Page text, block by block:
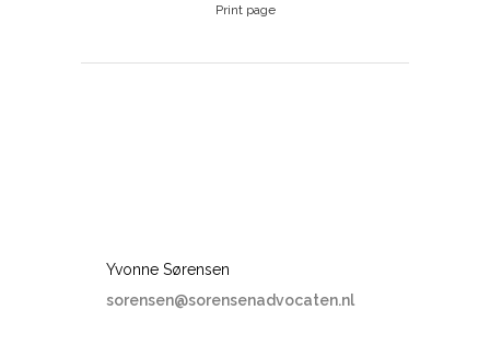
Print page
Yvonne Sørensen
sorensen@sorensenadvocaten.nl